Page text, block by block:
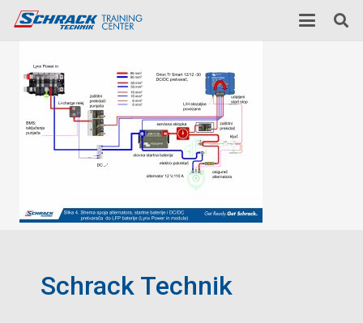
Schrack Technik